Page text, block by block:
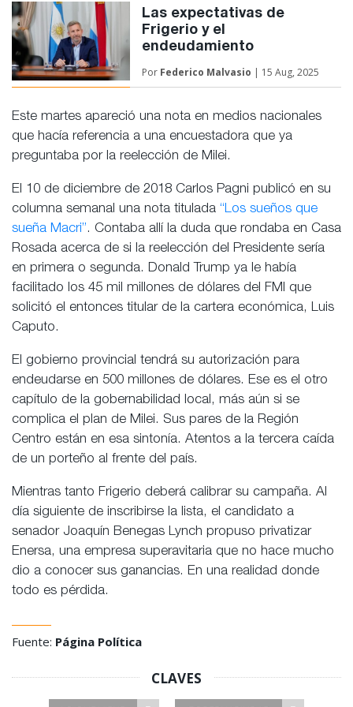
Las expectativas de
Frigerio y el
endeudamiento
Por Federico Malvasio | 15 Aug, 2025
Este martes apareció una nota en medios nacionales
que hacía referencia a una encuestadora que ya
preguntaba por la reelección de Milei.
El 10 de diciembre de 2018 Carlos Pagni publicó en su
columna semanal una nota titulada “Los sueños que
sueña Macri”. Contaba allí la duda que rondaba en Casa
Rosada acerca de si la reelección del Presidente sería
en primera o segunda. Donald Trump ya le había
facilitado los 45 mil millones de dólares del FMI que
solicitó el entonces titular de la cartera económica, Luis
Caputo.
El gobierno provincial tendrá su autorización para
endeudarse en 500 millones de dólares. Ese es el otro
capítulo de la gobernabilidad local, más aún si se
complica el plan de Milei. Sus pares de la Región
Centro están en esa sintonía. Atentos a la tercera caída
de un porteño al frente del país.
Mientras tanto Frigerio deberá calibrar su campaña. Al
día siguiente de inscribirse la lista, el candidato a
senador Joaquín Benegas Lynch propuso privatizar
Enersa, una empresa superavitaria que no hace mucho
dio a conocer sus ganancias. En una realidad donde
todo es pérdida.
Fuente: Página Política
CLAVES